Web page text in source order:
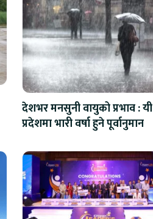
देशभर मनसुनी वायुको प्रभाव : यी
प्रदेशमा भारी वर्षा हुने पूर्वानुमान